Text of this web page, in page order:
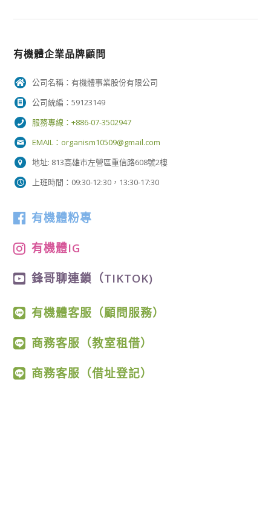
有機體企業品牌顧問
公司名稱：有機體事業股份有限公司
公司統編：59123149
服務專線：+886-07-3502947
EMAIL： organism10509@gmail.com
地址: 813高雄市左營區重信路608號2樓
上班時間：09:30-12:30，13:30-17:30
有機體粉專
有機體IG
鋒哥聊連鎖（TIKTOK)
有機體客服（顧問服務）
商務客服（教室租借）
商務客服（借址登記）